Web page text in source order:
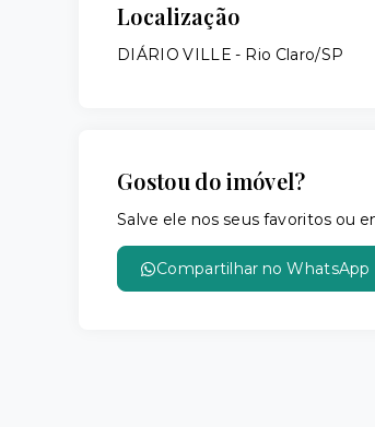
Localização
DIÁRIO VILLE - Rio Claro/SP
Gostou do imóvel?
Salve ele nos seus favoritos ou
Compartilhar no WhatsApp